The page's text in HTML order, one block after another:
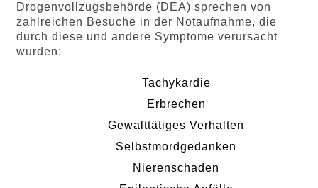
Drogenvollzugsbehörde (DEA) sprechen von
zahlreichen Besuche in der Notaufnahme, die
durch diese und andere Symptome verursacht
wurden:
Tachykardie
Erbrechen
Gewalttätiges Verhalten
Selbstmordgedanken
Nierenschaden